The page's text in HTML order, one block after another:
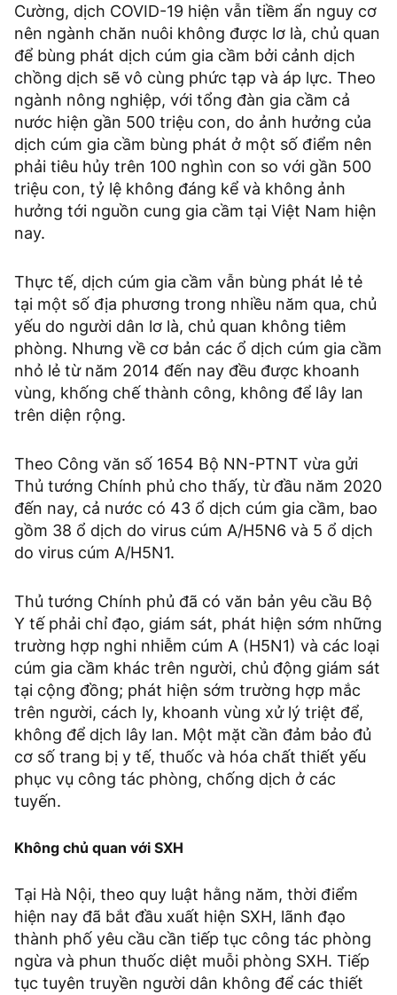
Cường, dịch COVID-19 hiện vẫn tiềm ẩn nguy cơ
nên ngành chăn nuôi không được lơ là, chủ quan
để bùng phát dịch cúm gia cầm bởi cảnh dịch
chồng dịch sẽ vô cùng phức tạp và áp lực. Theo
ngành nông nghiệp, với tổng đàn gia cầm cả
nước hiện gần 500 triệu con, do ảnh hưởng của
dịch cúm gia cầm bùng phát ở một số điểm nên
phải tiêu hủy trên 100 nghìn con so với gần 500
triệu con, tỷ lệ không đáng kể và không ảnh
hưởng tới nguồn cung gia cầm tại Việt Nam hiện
nay.
Thực tế, dịch cúm gia cầm vẫn bùng phát lẻ tẻ
tại một số địa phương trong nhiều năm qua, chủ
yếu do người dân lơ là, chủ quan không tiêm
phòng. Nhưng về cơ bản các ổ dịch cúm gia cầm
nhỏ lẻ từ năm 2014 đến nay đều được khoanh
vùng, khống chế thành công, không để lây lan
trên diện rộng.
Theo Công văn số 1654 Bộ NN-PTNT vừa gửi
Thủ tướng Chính phủ cho thấy, từ đầu năm 2020
đến nay, cả nước có 43 ổ dịch cúm gia cầm, bao
gồm 38 ổ dịch do virus cúm A/H5N6 và 5 ổ dịch
do virus cúm A/H5N1.
Thủ tướng Chính phủ đã có văn bản yêu cầu Bộ
Y tế phải chỉ đạo, giám sát, phát hiện sớm những
trường hợp nghi nhiễm cúm A (H5N1) và các loại
cúm gia cầm khác trên người, chủ động giám sát
tại cộng đồng; phát hiện sớm trường hợp mắc
trên người, cách ly, khoanh vùng xử lý triệt để,
không để dịch lây lan. Một mặt cần đảm bảo đủ
cơ số trang bị y tế, thuốc và hóa chất thiết yếu
phục vụ công tác phòng, chống dịch ở các
tuyến.
Không chủ quan với SXH
Tại Hà Nội, theo quy luật hằng năm, thời điểm
hiện nay đã bắt đầu xuất hiện SXH, lãnh đạo
thành phố yêu cầu cần tiếp tục công tác phòng
ngừa và phun thuốc diệt muỗi phòng SXH. Tiếp
tục tuyên truyền người dân không để các thiết